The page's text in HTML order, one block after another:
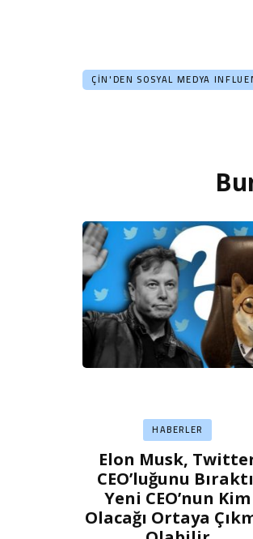
ÇIN'DEN SOSYAL MEDYA
HABERLER
Elon Musk,
CEO’luğunu
Yeni CEO’nun Kim
Olacağı Ortaya